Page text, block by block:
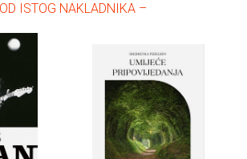
ISTOG NAKLADNIKA –